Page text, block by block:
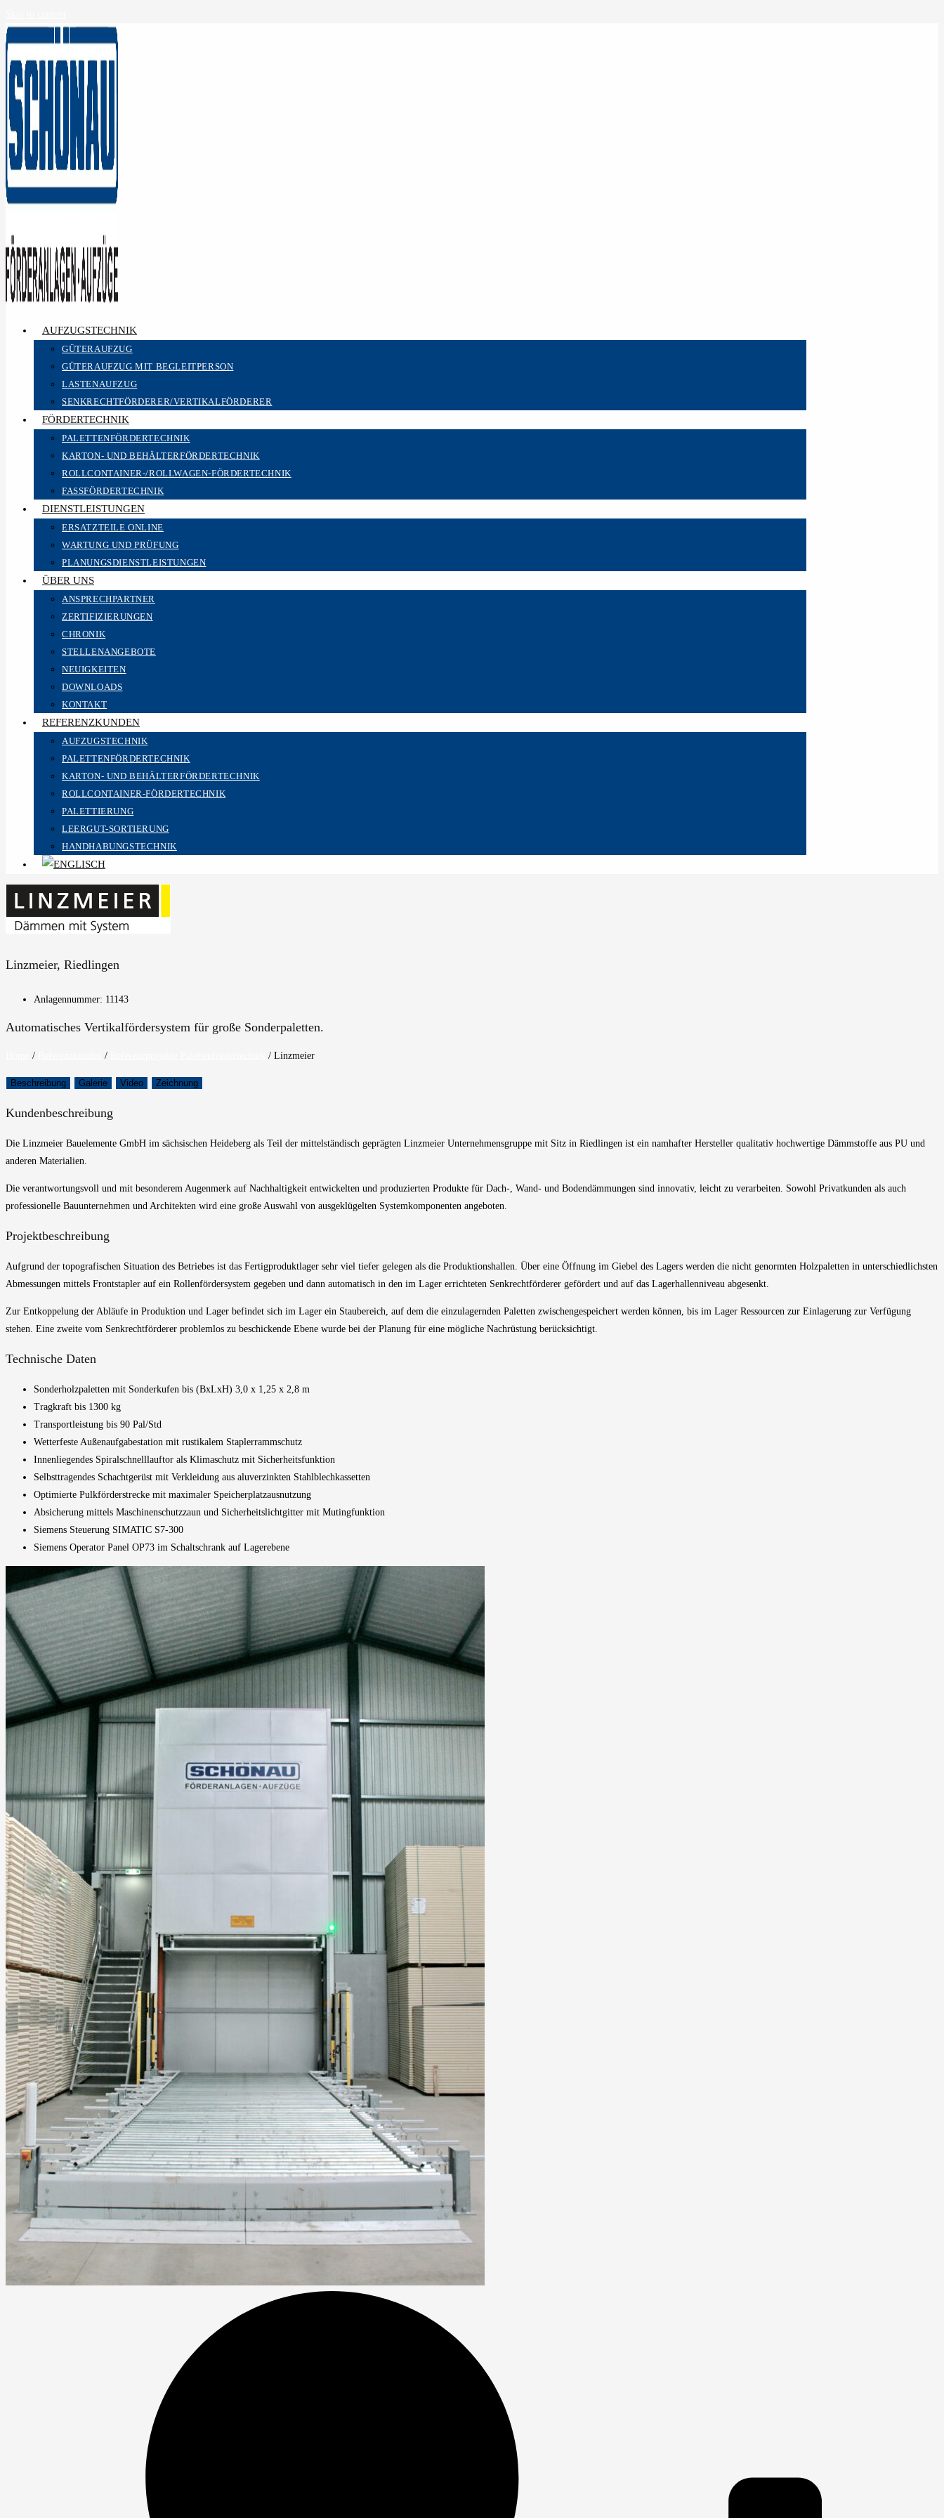
AUFZUGSTECHNIK
GÜTERAUFZUG
GÜTERAUFZUG MIT BEGLEITPERSON
LASTENAUFZUG
SENKRECHTFÖRDERER/VERTIKALFÖRDERER
FÖRDERTECHNIK
PALETTENFÖRDERTECHNIK
KARTON- UND BEHÄLTERFÖRDERTECHNIK
ROLLCONTAINER-/ROLLWAGEN-FÖRDERTECHNIK
FASSFÖRDERTECHNIK
DIENSTLEISTUNGEN
ERSATZTEILE ONLINE
WARTUNG UND PRÜFUNG
PLANUNGSDIENSTLEISTUNGEN
ÜBER UNS
ANSPRECHPARTNER
ZERTIFIZIERUNGEN
CHRONIK
STELLENANGEBOTE
NEUIGKEITEN
DOWNLOADS
KONTAKT
REFERENZKUNDEN
AUFZUGSTECHNIK
PALETTENFÖRDERTECHNIK
KARTON- UND BEHÄLTERFÖRDERTECHNIK
ROLLCONTAINER-FÖRDERTECHNIK
PALETTIERUNG
LEERGUT-SORTIERUNG
HANDHABUNGSTECHNIK
Linzmeier, Riedlingen
Anlagennummer: 11143
Automatisches Vertikalfördersystem für große Sonderpaletten.
/ / / Linzmeier
Beschreibung Galerie Video Zeichnung
Kundenbeschreibung
Die Linzmeier Bauelemente GmbH im sächsischen Heideberg als Teil der mittelständisch geprägten Linzmeier Unternehmensgruppe mit Sitz in Riedlingen ist ein namhafter Hersteller qualitativ hochwertige Dämmstoffe aus PU und
anderen Materialien
Die verantwortungsvoll und mit besonderem Augenmerk auf Nachhaltigkeit entwickelten und produzierten Produkte für Dach-, Wand- und Bodendämmungen sind innovativ, leicht zu verarbeiten . Sowohl Privatkunden als auch
professionelle Bauunternehmen und Architekten wird eine große Auswahl von ausgeklügelten Systemkomponenten angeboten
Projektbeschreibung
Aufgrund der topografischen Situation des Betriebes ist das Fertigproduktlager sehr viel tiefer gelegen als die Produktionshallen. Über eine Öffnung im Giebel des Lagers werden die nicht genormten Holzpaletten in unterschiedlichsten
Abmessungen mittels Frontstapler auf ein Rollenfördersystem gegeben und dann automatisch in den im Lager errichteten Senkrechtförderer gefördert und auf das Lagerhallenniveau abgesenkt.
Zur Entkoppelung der Abläufe in Produktion und Lager befindet sich im Lager ein Staubereich, auf dem die einzulagernden Paletten zwischengespeichert werden können, bis im Lager Ressourcen zur Einlagerung zur Verfügung
stehen. Eine zweite vom Senkrechtförderer problemlos zu beschickende Ebene wurde bei der Planung für eine mögliche Nachrüstung berücksichtigt.
Technische Daten
Sonderholzpaletten mit Sonderkufen bis (BxLxH) 3,0 x 1,25 x 2,8 m
Tragkraft bis 1300 kg
Transportleistung bis 90 Pal/Std
Wetterfeste Außenaufgabestation mit rustikalem Staplerrammschutz
Innenliegendes Spiralschnelllauftor als Klimaschutz mit Sicherheitsfunktion
Selbsttragendes Schachtgerüst mit Verkleidung aus aluverzinkten Stahlblechkassetten
Optimierte Pulkförderstrecke mit maximaler Speicherplatzausnutzung
Absicherung mittels Maschinenschutzzaun und Sicherheitslichtgitter mit Mutingfunktion
Siemens Steuerung SIMATIC S7-300
Siemens Operator Panel OP73 im Schaltschrank auf Lagerebene